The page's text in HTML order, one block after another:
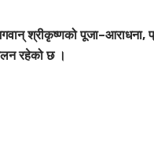
श्रीकृष्णको पूजा–आराधना,
रहेको छ ।